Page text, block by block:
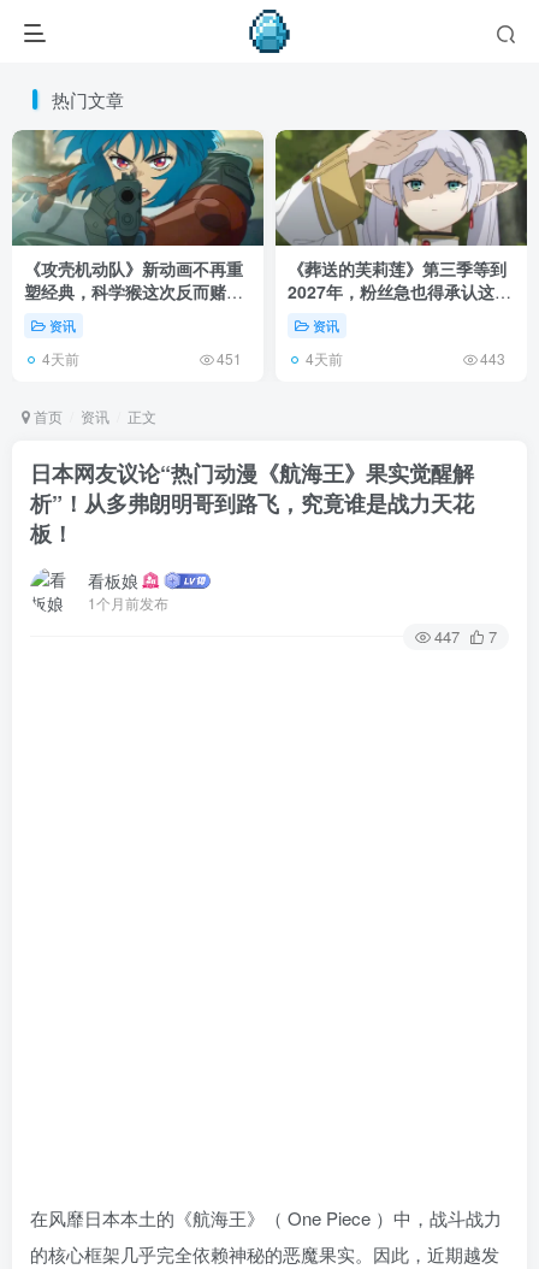
热门文章
《攻壳机动队》新动画不再重
塑经典，科学猴这次反而赌对
了！资讯
4天前 451
《葬送的芙莉莲》第三季等到
2027年，粉丝急也得承认这次
慢得有道理！
资讯
4天前 443
首页 资讯 正文
日本网友议论“热门动漫《航海王》果实觉醒解
析”！从多弗朗明哥到路飞，究竟谁是战力天花
板！
看板娘
1个月前发布
447 7
在风靡日本本土的《航海王》（ One Piece ）中，战斗战力
的核心框架几乎完全依赖神秘的恶魔果实。因此，近期越发